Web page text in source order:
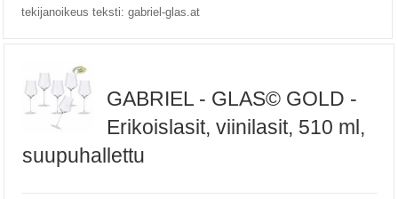
tekijanoikeus teksti: gabriel-glas.at
GABRIEL - GLAS© GOLD -
Erikoislasit, viinilasit, 510 ml,
suupuhallettu